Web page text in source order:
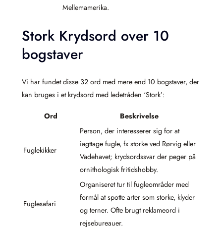
Mellemamerika.
Stork Krydsord over 10
bogstaver
Vi har fundet disse 32 ord med mere end 10 bogstaver, der
kan bruges i et krydsord med ledetråden ‘Stork’:
Ord Beskrivelse
Fuglekikker
Person, der interesserer sig for at
iagttage fugle, fx storke ved Rørvig eller
Vadehavet; krydsordssvar der peger på
ornithologisk fritidshobby.
Fuglesafari
Organiseret tur til fugleområder med
formål at spotte arter som storke, klyder
og terner. Ofte brugt reklameord i
rejsebureauer.